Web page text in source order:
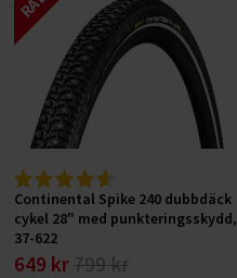
Continental Spike 240 dubbdäck
cykel 28" med punkteringsskydd,
37-622
649 kr 799 kr